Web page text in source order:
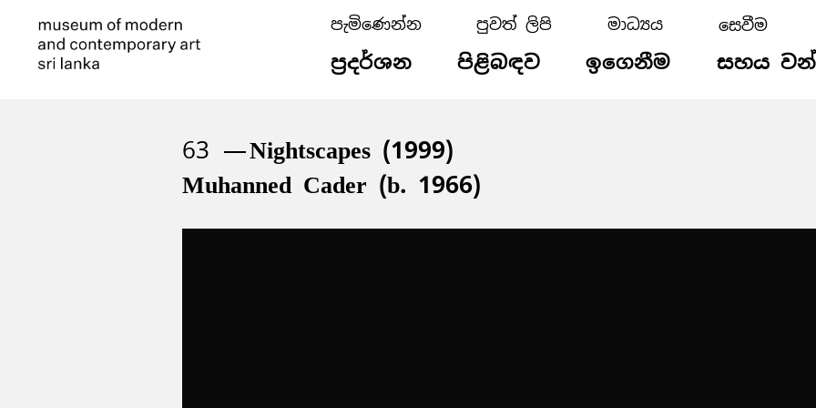
පැමිණෙන්න පුවත් ලිපි මාධ්‍යය
ප්‍රදර්ශන පිළිබඳව ඉගෙනීම සහය
63 Nightscapes (1999)
Muhanned Cader (b. 1966)